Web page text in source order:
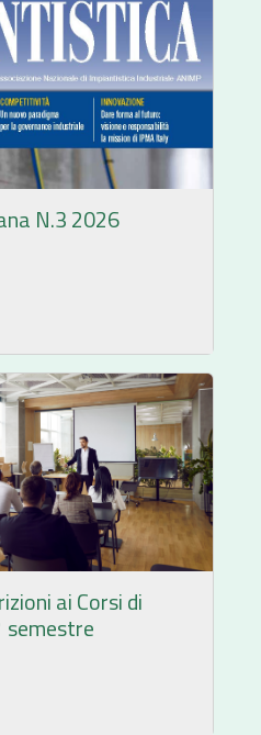
N.3 2026
ai Corsi di